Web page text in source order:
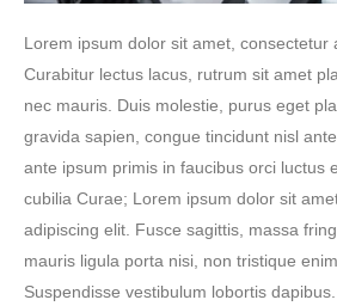
Lorem ipsum dolor sit amet, consectetur
Curabitur lectus lacus, rutrum sit amet
nec mauris. Duis molestie, purus eget
gravida sapien, congue tincidunt nisl
ante ipsum primis in faucibus orci luctus
cubilia Curae; Lorem ipsum dolor sit
adipiscing elit. Fusce sagittis, massa
mauris ligula porta nisi, non tristique
Suspendisse vestibulum lobortis